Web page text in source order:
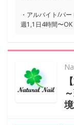
・アルバイト/パー
週1,1日4時間〜OK